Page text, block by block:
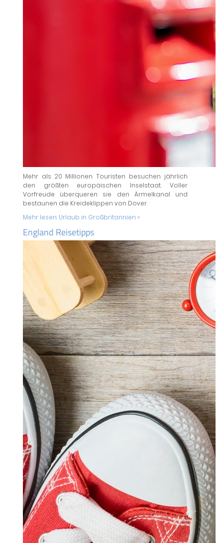
Mehr als 20 Millionen Touristen besuchen jährlich
den größten europäischen Inselstaat. Voller
Vorfreude überqueren sie den Ärmelkanal und
bestaunen die Kreideklippen von Dover.
Mehr lesen: Urlaub in Großbritannien »
England Reisetipps